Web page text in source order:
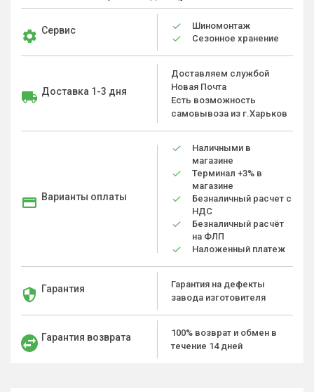
Сервис
Шиномонтаж
Сезонное хранение
Доставка 1-3 дня
Доставляем службой
Новая Почта
Есть возможность
самовывоза из г.Харьков
Варианты оплаты
Наличными в
магазине
Терминал +3% в
магазине
Безналичный расчет с
НДС
Безналичный расчёт
на ФЛП
Наложенный платеж
Гарантия
Гарантия на дефекты
завода изготовителя
Гарантия возврата
100% возврат и обмен в
течение 14 дней